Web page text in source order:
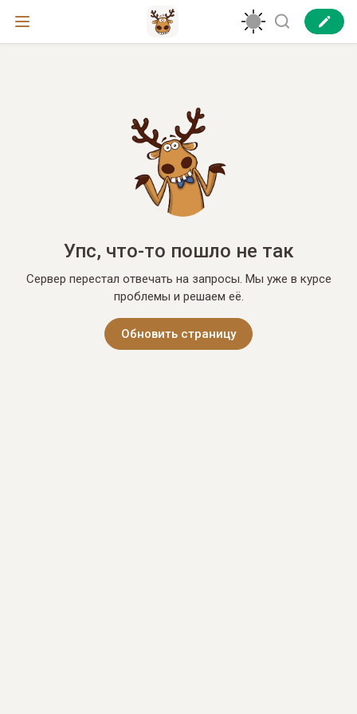
Упс, что-то пошло не так
Сервер перестал отвечать на запросы. Мы уже в курсе
проблемы и решаем её.
Обновить страницу